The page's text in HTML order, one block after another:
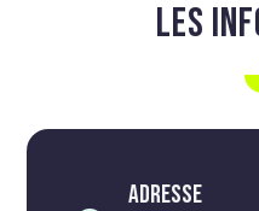
LES
Adresse